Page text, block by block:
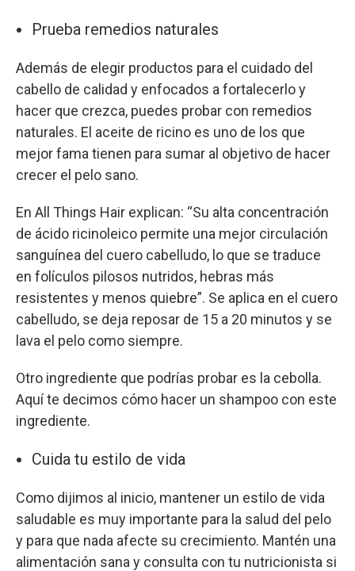
Prueba remedios naturales
Además de elegir productos para el cuidado del
cabello de calidad y enfocados a fortalecerlo y
hacer que crezca, puedes probar con remedios
naturales. El aceite de ricino es uno de los que
mejor fama tienen para sumar al objetivo de hacer
crecer el pelo sano.
En All Things Hair explican: “Su alta concentración
de ácido ricinoleico permite una mejor circulación
sanguínea del cuero cabelludo, lo que se traduce
en folículos pilosos nutridos, hebras más
resistentes y menos quiebre”. Se aplica en el cuero
cabelludo, se deja reposar de 15 a 20 minutos y se
lava el pelo como siempre.
Otro ingrediente que podrías probar es la cebolla.
Aquí te decimos cómo hacer un shampoo con este
ingrediente.
Cuida tu estilo de vida
Como dijimos al inicio, mantener un estilo de vida
saludable es muy importante para la salud del pelo
y para que nada afecte su crecimiento. Mantén una
alimentación sana y consulta con tu nutricionista si